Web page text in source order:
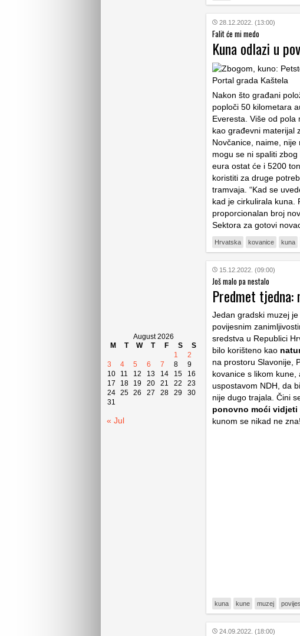
August 2026
M
T W T F S
S
1
2
3
4 5 6 7 8
9
10
11 12 13 14 15
16
17
18 19 20 21 22
23
24 25 26 27 28 29
30
31
« Jul
28.12.2022. (13:00)
Falit će mi medo
Kuna odlazi u
Nakon što građani
poploči 50 kilometara
Everesta. Više od
kao građevni materijal
Novčanice, naime,
mogu se ni spaliti
eura ostat će i 5200
koristiti za druge
tramvaja. “Kad se
kad je cirkulirala kuna.
proporcionalan broj
Sektora za gotovi
Hrvatska kovanice kuna
15.12.2022. (09:00)
Još malo pa nestalo
Predmet tjedna:
Jedan gradski muzej
povijesnim
sredstva u Republici
bilo korišteno kao
na prostoru Slavonije,
kovanice s likom
uspostavom NDH, da
nije dugo trajala. Čini
ponovno moći vidjeti
kunom se nikad ne zna!
kuna kune muzej
24.09.2022. (18:00)